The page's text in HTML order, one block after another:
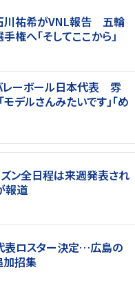
川祐希がVNL報告 五輪
権へ「そしてここから」
レーボール日本代表 雰
デルさんみたいです」「め
ン全日程は来週発表され
報道
表ロスター決定…広島の
加招集